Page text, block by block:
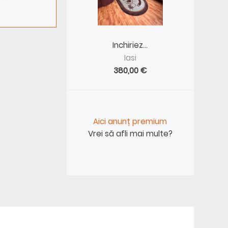
Inchiriez...
Iasi
380,00 €
Aici anunț premium
Vrei să afli mai multe?